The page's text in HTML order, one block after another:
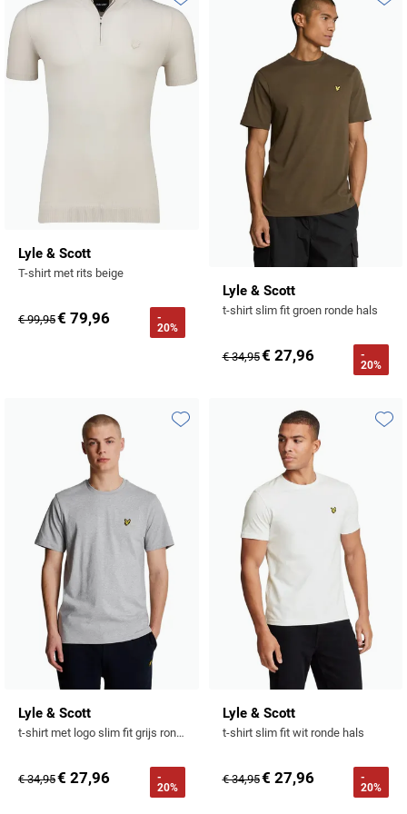
Profuomo
Slater
State of Art
Superdry
Tommy Hilfiger
Tramarossa
UBR
Vanguard
William Lockie
Alle Merken
Lyle & Scott
T-shirt met rits beige
€ 99,95€ 79,96
-
20%
Toevoegen aan favorieten
Lyle & Scott
t-shirt slim fit groen ronde hals
€ 34,95€ 27,96
-
20%
Lyle & Scott
t-shirt met logo slim fit grijs ronde hals
€ 34,95€ 27,96
-
20%
Toevoegen aan favorieten
Lyle & Scott
t-shirt slim fit wit ronde hals
€ 34,95€ 27,96
-
20%